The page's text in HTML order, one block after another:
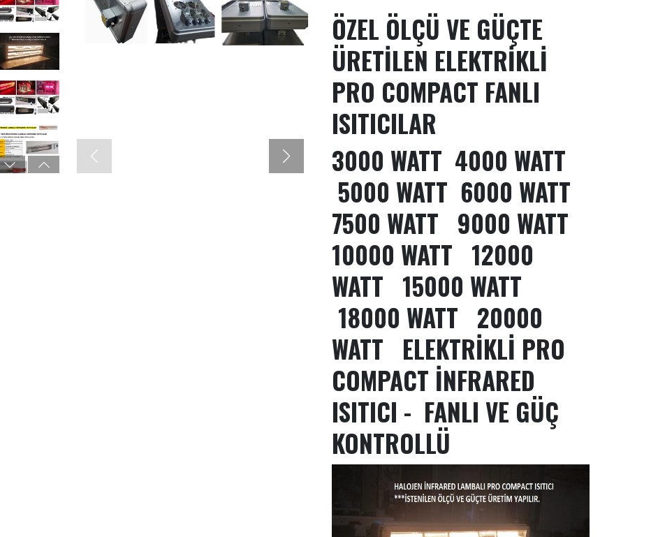
ÖZEL ÖLÇÜ VE GÜÇTE
ÜRETİLEN ELEKTRİKLİ
PRO COMPACT FANLI
ISITICILAR
3000 WATT 4000 WATT
5000 WATT 6000 WATT
7500 WATT 9000 WATT
10000 WATT 12000
WATT 15000 WATT
18000 WATT 20000
WATT ELEKTRİKLİ PRO
COMPACT İNFRARED
ISITICI - FANLI VE GÜÇ
KONTROLLÜ